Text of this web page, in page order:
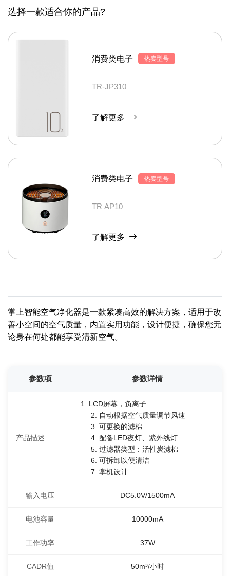
选择一款适合你的产品?
消费类电子 热卖型号
TR-JP310
了解更多
消费类电子 热卖型号
TR AP10
了解更多
掌上智能空气净化器是一款紧凑高效的解决方案，适用于改
善小空间的空气质量，内置实用功能，设计便捷，确保您无
论身在何处都能享受清新空气。
参数项 参数详情
产品描述
1. LCD屏幕，负离子
2. 自动根据空气质量调节风速
3. 可更换的滤棉
4. 配备LED夜灯、紫外线灯
5. 过滤器类型：活性炭滤棉
6. 可拆卸以便清洁
7. 掌机设计
输入电压 DC5.0V/1500mA
电池容量 10000mA
工作功率 37W
CADR值 50m³/小时